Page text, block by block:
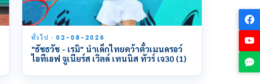
ทั่วไป · 02-08-2026
"ธัชธวัช - เรมิ" นำเด็กไทยคว้าตั๋วเมนดรอว์
ไอทีเอฟ จูเนียร์ส เวิลด์ เทนนิส ทัวร์ เจ30 (1)